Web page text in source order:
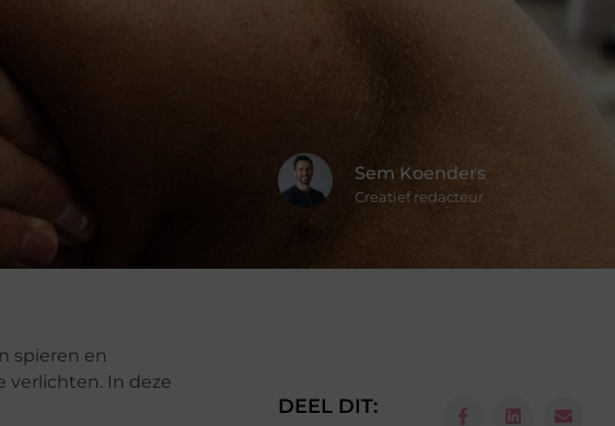
Sem Koenders
Creatief redacteur
spieren en
verlichten. In deze
DEEL DIT: